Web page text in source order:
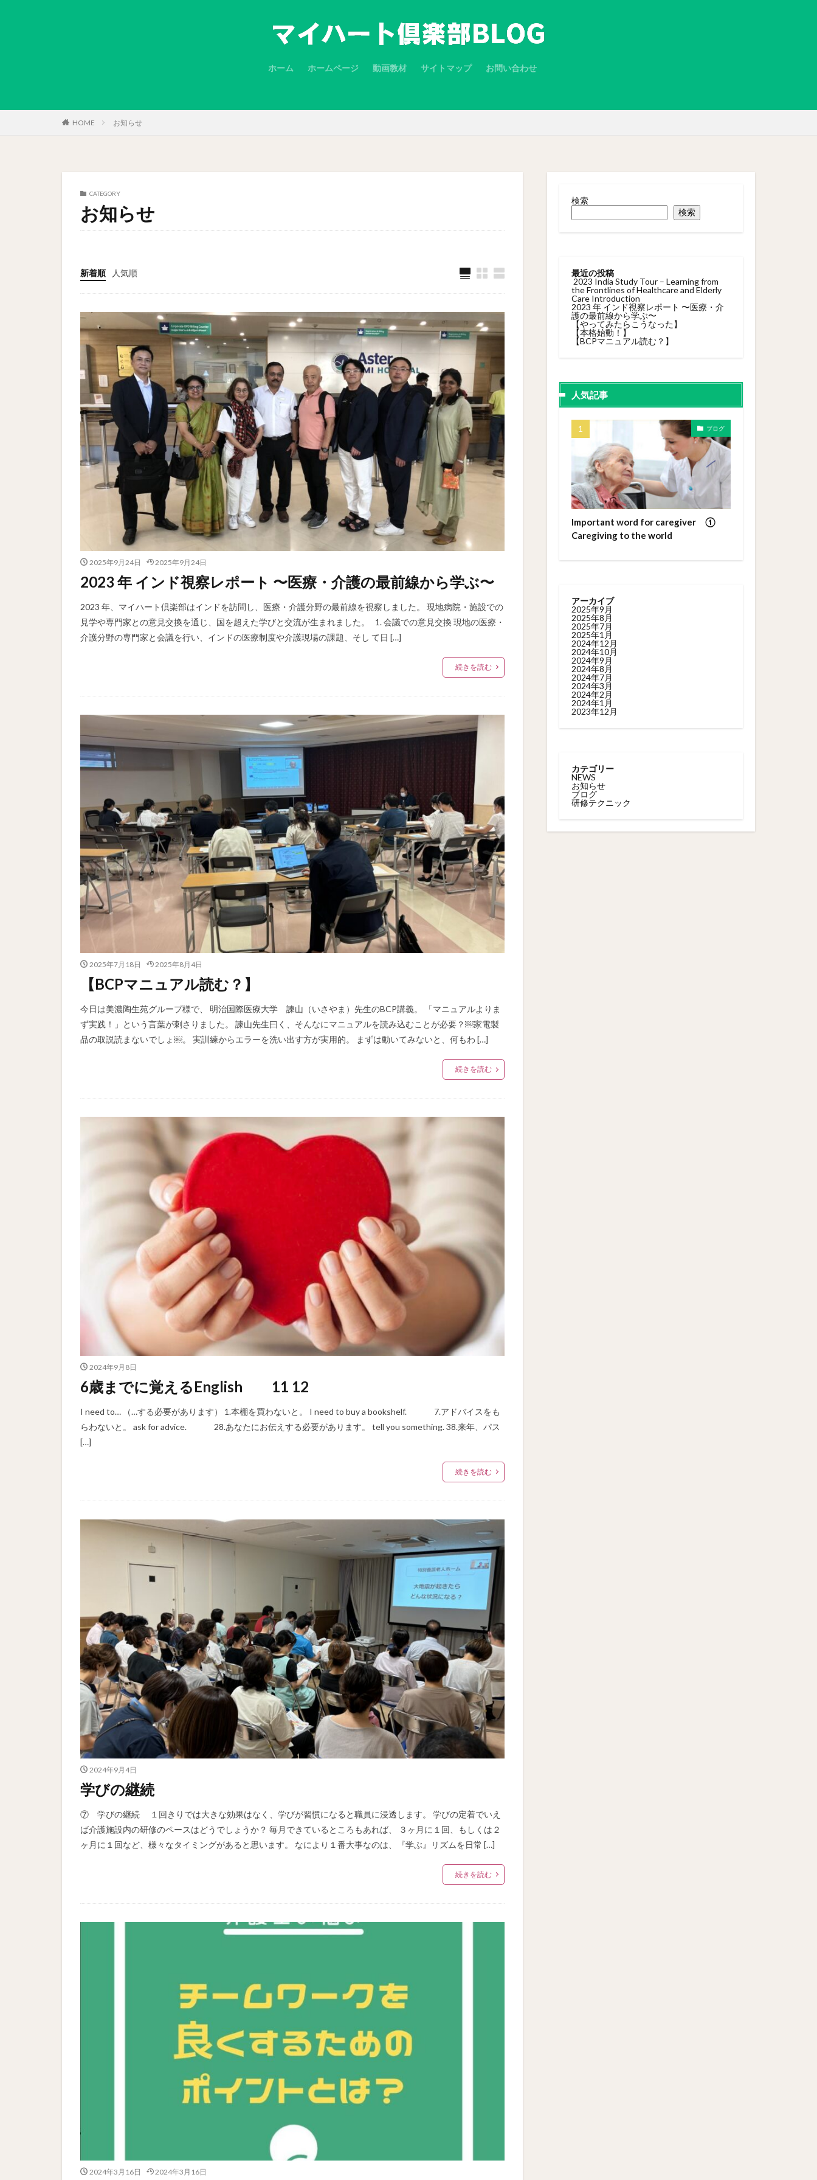
ホーム ホームページ 動画教材 サイトマップ お問い合わせ
HOME お知らせ
CATEGORY
お知らせ
新着順 人気順
2025年9月24日 2025年9月24日
2023 年 インド視察レポート 〜医療・介護の最前線から学ぶ〜
2023 年、マイハート倶楽部はインドを訪問し、医療・介護分野の最前線を視察しました。 現地病院・施設での
見学や専門家との意見交換を通じ、国を超えた学びと交流が生まれました。 1. 会議での意見交換 現地の医療・
介護分野の専門家と会議を行い、インドの医療制度や介護現場の課題、そし て日 […]
続きを読む
2025年7月18日 2025年8月4日
【BCPマニュアル読む？】
今日は美濃陶生苑グループ様で、 明治国際医療大学 諫山（いさやま）先生のBCP講義。 「マニュアルよりま
ず実践！」という言葉が刺さりました。 諫山先生曰く、そんなにマニュアルを読み込むことが必要？￼家電製
品の取説読まないでしょ￼。 実訓練からエラーを洗い出す方が実用的。 まずは動いてみないと、何もわ […]
続きを読む
2024年9月8日
6歳までに覚えるEnglish 11 12
I need to… （…する必要があります） 1.本棚を買わないと。 I need to buy a bookshelf. 7.アドバイスをも
らわないと。 ask for advice. 28.あなたにお伝えする必要があります。 tell you something. 38.来年、パス
[…]
続きを読む
2024年9月4日
学びの継続
⑦ 学びの継続 １回きりでは大きな効果はなく、学びが習慣になると職員に浸透します。 学びの定着でいえ
ば介護施設内の研修のペースはどうでしょうか？ 毎月できているところもあれば、 ３ヶ月に１回、もしくは２
ヶ月に１回など、様々なタイミングがあると思います。 なにより１番大事なのは、『学ぶ』リズムを日常 […]
続きを読む
2024年3月16日 2024年3月16日
検索
検索
最近の投稿
2023 India Study Tour – Learning from
the Frontlines of Healthcare and Elderly
Care Introduction
2023 年 インド視察レポート 〜医療・介
護の最前線から学ぶ〜
【やってみたらこうなった】
【本格始動！】
【BCPマニュアル読む？】
人気記事
ブログ
Important word for caregiver ①
Caregiving to the world
アーカイブ
2025年9月
2025年8月
2025年7月
2025年1月
2024年12月
2024年10月
2024年9月
2024年8月
2024年7月
2024年3月
2024年2月
2024年1月
2023年12月
カテゴリー
NEWS
お知らせ
ブログ
研修テクニック